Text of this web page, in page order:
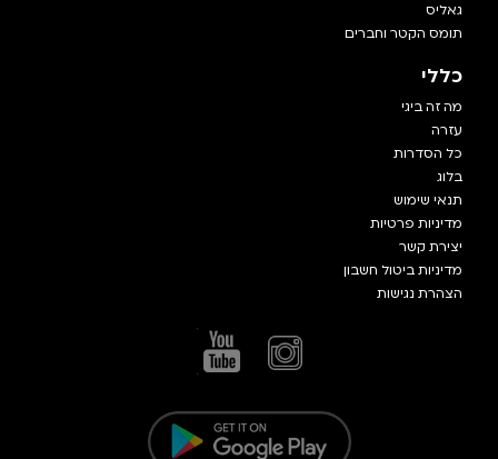
גאליס
תומס הקטר וחברים
כללי
מה זה ביגי
עזרה
כל הסדרות
בלוג
תנאי שימוש
מדיניות פרטיות
יצירת קשר
מדיניות ביטול חשבון
הצהרת נגישות